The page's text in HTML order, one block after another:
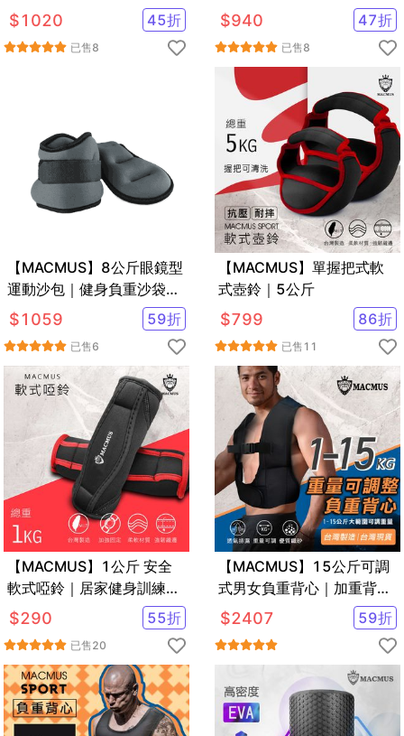
Medicine Ball
$1020 45折
已售8
Medicine Ball
$940 47折
已售8
【MACMUS】8公斤眼鏡型
運動沙包｜健身負重沙袋｜
可綁手腕腳踝復健沙包｜多
色可選
$1059 59折
已售6
【MACMUS】單握把式軟
式壺鈴｜5公斤
$799 86折
已售 11
【MACMUS】1公斤 安全
軟式啞鈴｜居家健身訓練運
動啞鈴
$290 55折
已售20
【MACMUS】15公斤可調
式男女負重背心｜加重背心
加重衣｜復健背心 復健加重
衣
$2407 59折